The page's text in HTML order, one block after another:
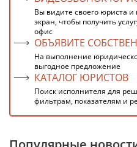
Вы видите своего юриста и
экран, чтобы получить
офис
ОБЪЯВИТЕ
На выполнение
выгодное предложение
КАТАЛОГ ЮРИСТОВ
Поиск исполнителя для
фильтрам, показателям и